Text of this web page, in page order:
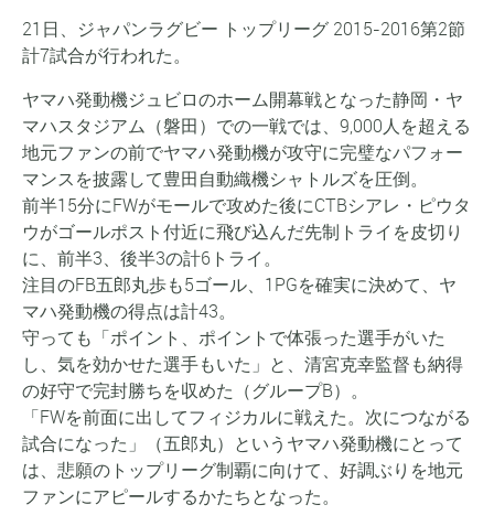
21日、ジャパンラグビー トップリーグ 2015-2016第2節
計7試合が行われた。
ヤマハ発動機ジュビロのホーム開幕戦となった静岡・ヤ
マハスタジアム（磐田）での一戦では、9,000人を超える
地元ファンの前でヤマハ発動機が攻守に完璧なパフォー
マンスを披露して豊田自動織機シャトルズを圧倒。
前半15分にFWがモールで攻めた後にCTBシアレ・ピウタ
ウがゴールポスト付近に飛び込んだ先制トライを皮切り
に、前半3、後半3の計6トライ。
注目のFB五郎丸歩も5ゴール、1PGを確実に決めて、ヤ
マハ発動機の得点は計43。
守っても「ポイント、ポイントで体張った選手がいた
し、気を効かせた選手もいた」と、清宮克幸監督も納得
の好守で完封勝ちを収めた（グループB）。
「FWを前面に出してフィジカルに戦えた。次につながる
試合になった」（五郎丸）というヤマハ発動機にとって
は、悲願のトップリーグ制覇に向けて、好調ぶりを地元
ファンにアピールするかたちとなった。